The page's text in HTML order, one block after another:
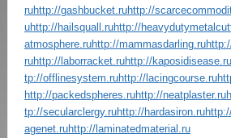
ruhttp://gashbucket.ruhttp://
uhttp://hailsquall.ruhttp://
atmosphere.ruhttp://mammasdarling.ru
ruhttp://laborracket.ruhttp://kaposidisease.ru
tp://offlinesystem.ruhttp://lacingcourse.ru
http://packedspheres.ruhttp://neatplaster.ru
tp://secularclergy.ruhttp://hardasiron.ru
agenet.ruhttp://laminatedmaterial.ru